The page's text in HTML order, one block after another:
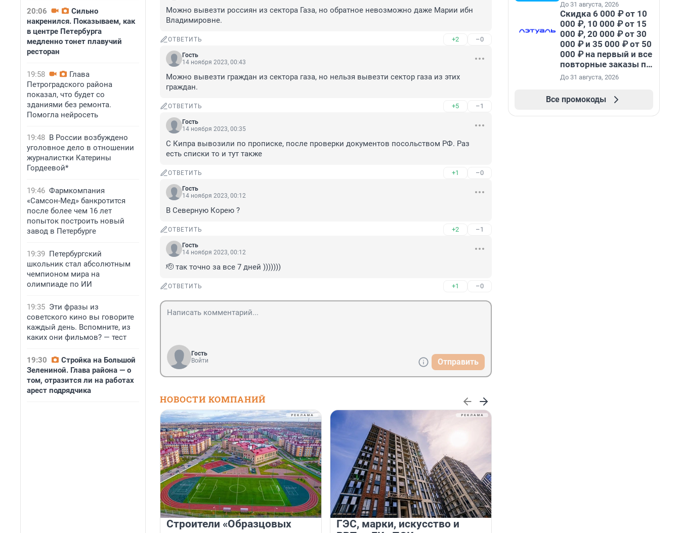
20:06
Сильно
накренился. Показываем, как
в центре Петербурга
медленно тонет плавучий
ресторан
19:58
Глава
Петроградского района
показал, что будет со
зданиями без ремонта.
Помогла нейросеть
19:48 В России возбуждено
уголовное дело в отношении
журналистки Катерины
Гордеевой*
19:46 Фармкомпания
«Самсон-Мед» банкротится
после более чем 16 лет
попыток построить новый
завод в Петербурге
19:39 Петербургский
школьник стал абсолютным
чемпионом мира на
олимпиаде по ИИ
19:35 Эти фразы из
советского кино вы говорите
каждый день. Вспомните, из
каких они фильмов? — тест
19:30
Стройка на Большой
Зелениной. Глава района — о
том, отразится ли на работах
арест подрядчика
Можно вывезти россиян из сектора Газа, но обратное невозможно даже Марии ибн
Владимировне.
ОТВЕТИТЬ +2 –0
Гость
14 ноября 2023, 00:43
Можно вывезти граждан из сектора газа, но нельзя вывезти сектор газа из этих
граждан.
ОТВЕТИТЬ +5 –1
Гость
14 ноября 2023, 00:35
С Кипра вывозили по прописке, после проверки документов посольством РФ. Раз
есть списки то и тут также
ОТВЕТИТЬ +1 –0
Гость
14 ноября 2023, 00:12
В Северную Корею ?
ОТВЕТИТЬ +2 –1
Гость
14 ноября 2023, 00:12
🫡 так точно за все 7 дней )))))))
ОТВЕТИТЬ +1 –0
Гость
Войти
Отправить
НОВОСТИ КОМПАНИЙ
Строители «Образцовых
ГЭС, марки, искусство и
До 31 августа, 2026
Скидка 6 000 ₽ от 10
000 ₽, 10 000 ₽ от 15
000 ₽, 20 000 ₽ от 30
000 ₽ и 35 000 ₽ от 50
000 ₽ на первый и все
повторные заказы по
промокоду НАБЕРИ
До 31 августа, 2026
Все промокоды